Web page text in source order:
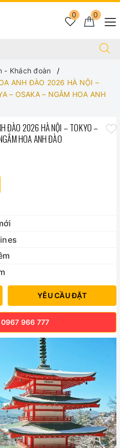
0
0
- Khách đoàn
ANH ĐÀO 2026 HÀ NỘI –
– OSAKA – NGẮM HOA ANH
ĐÀO 2026 HÀ NỘI – TOKYO –
HOA ANH ĐÀO
YÊU CẦU ĐẶT
0967 966 777